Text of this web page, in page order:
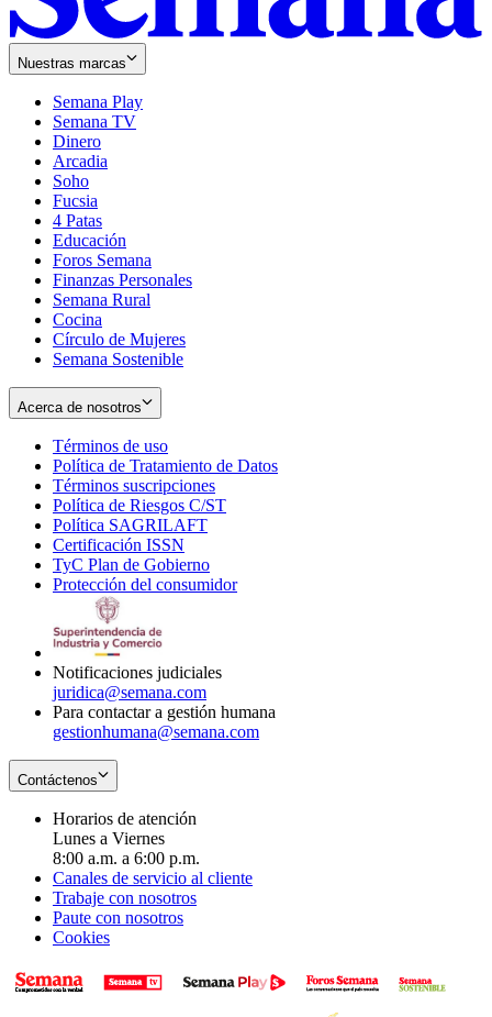
Nuestras marcas
Semana Play
Semana TV
Dinero
Arcadia
Soho
in
new
window
Fucsia
in
new
window
4 Patas
Educación
Foros Semana
Finanzas Personales
Semana Rural
Cocina
Círculo de Mujeres
Semana Sostenible
Acerca de nosotros
Términos de uso
in
new
window
Política de Tratamiento de Datos
Términos suscripciones
in
Política de Riesgos C/ST
Política SAGRILAFT
new
window
Certificación ISSN
in
new
TyC Plan de Gobierno
in
Protección del consumidorOpens
Notificaciones judiciales
juridica@semana.com
Para contactar a gestión humana
gestionhumana@semana.com
Contáctenos
Horarios de atención
Lunes a Viernes
8:00 a.m. a 6:00 p.m.
Canales de servicio al cliente
Trabaje con nosotros
Paute con nosotros
Cookies